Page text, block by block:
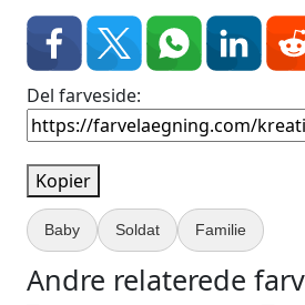
Del farveside:
Kopier
Baby Soldat Familie
Andre relaterede